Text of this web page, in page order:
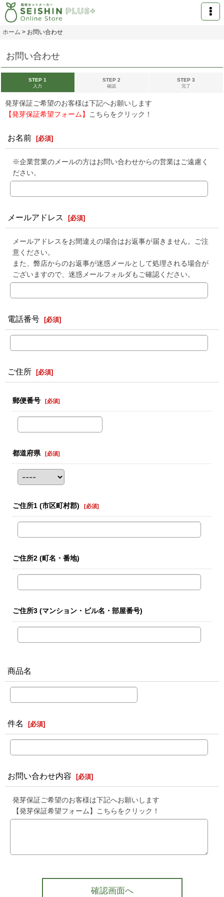
ホーム > お問い合わせ
お問い合わせ
STEP 1
入力
STEP 2
確認
STEP 3
完了
発芽保証ご希望のお客様は下記へお願いします
【発芽保証希望フォーム】
こちらをクリック！
お名前 [必須]
※企業営業のメールの方はお問い合わせからの営業はご遠慮く
ださい。
メールアドレス [必須]
メールアドレスをお間違えの場合はお返事が届きません。ご注
意ください。
また、弊店からのお返事が迷惑メールとして処理される場合が
ございますので、迷惑メールフォルダもご確認ください。
電話番号 [必須]
ご住所 [必須]
郵便番号 [必須]
都道府県 [必須]
ご住所1 (市区町村郡) [必須]
ご住所2 (町名・番地)
ご住所3 (マンション・ビル名・部屋番号)
商品名
件名 [必須]
お問い合わせ内容 [必須]
発芽保証ご希望のお客様は下記へお願いします
【発芽保証希望フォーム】こちらをクリック！
確認画面へ